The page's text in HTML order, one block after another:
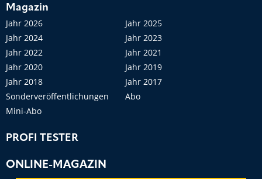
Magazin
Jahr 2026
Jahr 2025
Jahr 2024
Jahr 2023
Jahr 2022
Jahr 2021
Jahr 2020
Jahr 2019
Jahr 2018
Jahr 2017
Sonderveröffentlichungen
Abo
Mini-Abo
PROFI TESTER
ONLINE-MAGAZIN